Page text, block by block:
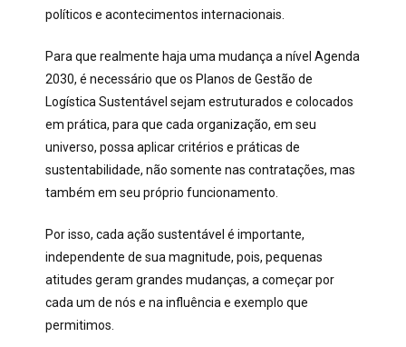
políticos e acontecimentos internacionais.
Para que realmente haja uma mudança a nível Agenda
2030, é necessário que os Planos de Gestão de
Logística Sustentável sejam estruturados e colocados
em prática, para que cada organização, em seu
universo, possa aplicar critérios e práticas de
sustentabilidade, não somente nas contratações, mas
também em seu próprio funcionamento.
Por isso, cada ação sustentável é importante,
independente de sua magnitude, pois, pequenas
atitudes geram grandes mudanças, a começar por
cada um de nós e na influência e exemplo que
permitimos.